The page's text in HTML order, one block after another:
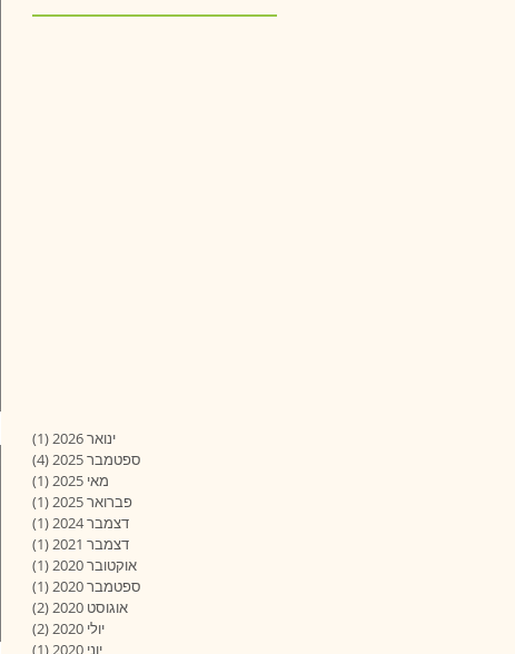
ינואר 2026 (1)
ספטמבר 2025
(4)
מאי 2025
(1)
פברואר 2025
(1)
דצמבר 2024
(1)
דצמבר 2021
(1)
אוקטובר 2020
(1)
ספטמבר 2020
(1)
אוגוסט 2020
(2)
יולי 2020
(2)
יוני 2020
(1)